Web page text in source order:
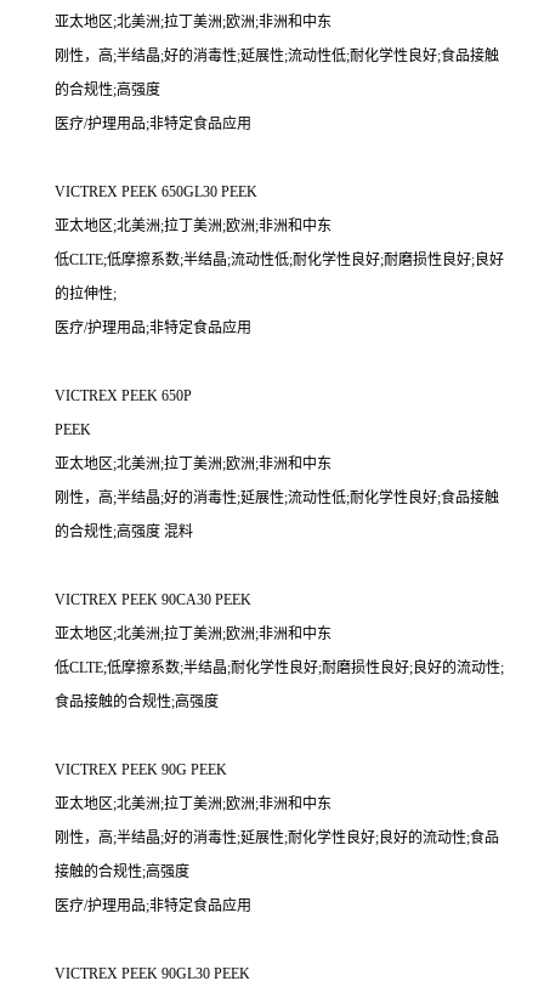
亚太地区;北美洲;拉丁美洲;欧洲;非洲和中东
刚性，高;半结晶;好的消毒性;延展性;流动性低;耐化学性良好;食品接触
的合规性;高强度
医疗/护理用品;非特定食品应用
VICTREX PEEK 650GL30 PEEK
亚太地区;北美洲;拉丁美洲;欧洲;非洲和中东
低CLTE;低摩擦系数;半结晶;流动性低;耐化学性良好;耐磨损性良好;良好
的拉伸性;
医疗/护理用品;非特定食品应用
VICTREX PEEK 650P
PEEK
亚太地区;北美洲;拉丁美洲;欧洲;非洲和中东
刚性，高;半结晶;好的消毒性;延展性;流动性低;耐化学性良好;食品接触
的合规性;高强度 混料
VICTREX PEEK 90CA30 PEEK
亚太地区;北美洲;拉丁美洲;欧洲;非洲和中东
低CLTE;低摩擦系数;半结晶;耐化学性良好;耐磨损性良好;良好的流动性;
食品接触的合规性;高强度
VICTREX PEEK 90G PEEK
亚太地区;北美洲;拉丁美洲;欧洲;非洲和中东
刚性，高;半结晶;好的消毒性;延展性;耐化学性良好;良好的流动性;食品
接触的合规性;高强度
医疗/护理用品;非特定食品应用
VICTREX PEEK 90GL30 PEEK